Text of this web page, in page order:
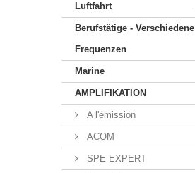
Luftfahrt
Berufstätige - Verschiedene
Frequenzen
Marine
AMPLIFIKATION
A l'émission
ACOM
SPE EXPERT